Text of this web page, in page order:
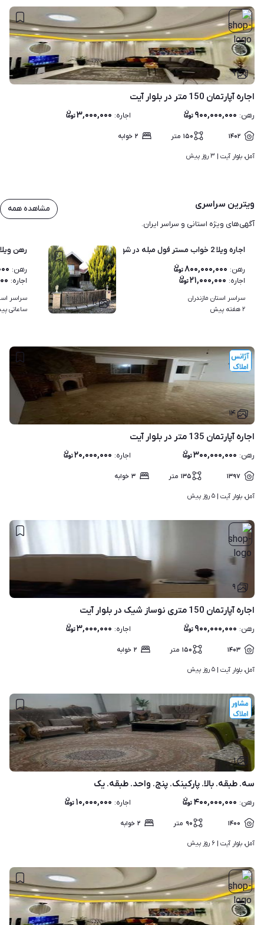
۹
اجاره آپارتمان 150 متر در بلوار آیت
رهن: ۹۰۰,۰۰۰,۰۰۰ اجاره: ۳,۰۰۰,۰۰۰
۱۴۰۲ ۱۵۰ متر ۲ خوابه
آمل، بلوار آیت | ۳ روز پیش
ویترین سراسری
آگهی‌های ویژه استانی و سراسر ایران.
مشاهده همه
۳
اجاره ویلا 2 خواب مستر فول مبله در شهرک جنگلی نور | روستای س
رهن: ۸۰۰,۰۰۰,۰۰۰
اجاره: ۲۱,۰۰۰,۰۰۰
سراسر استان مازندران
۲ هفته پیش
رهن
رهن:
اجاره:
سراسر
ساعاتی
۱۴
اجاره آپارتمان 135 متر در بلوار آیت
رهن: ۳۰۰,۰۰۰,۰۰۰ اجاره: ۲۰,۰۰۰,۰۰۰
۱۳۹۷ ۱۳۵ متر ۳ خوابه
آمل، بلوار آیت | ۵ روز پیش
۹
اجاره آپارتمان 150 متری نوساز شیک در بلوار آیت
رهن: ۹۰۰,۰۰۰,۰۰۰ اجاره: ۳,۰۰۰,۰۰۰
۱۴۰۳ ۱۵۰ متر ۲ خوابه
آمل، بلوار آیت | ۵ روز پیش
۱
سه. طبقه. بالا. پارکینک‌. پنج. واحد. طبقه. یک
رهن: ۴۰۰,۰۰۰,۰۰۰ اجاره: ۱۰,۰۰۰,۰۰۰
۱۴۰۰ ۹۰ متر ۲ خوابه
آمل، بلوار آیت | ۶ روز پیش